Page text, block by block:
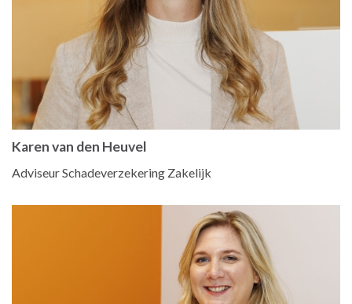
Karen van den Heuvel
Adviseur Schadeverzekering Zakelijk